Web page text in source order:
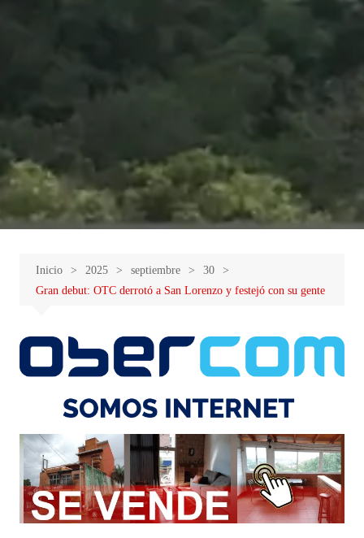
Inicio 2025 septiembre
30
Gran debut: OTC derrotó a San Lorenzo y festejó con su gente